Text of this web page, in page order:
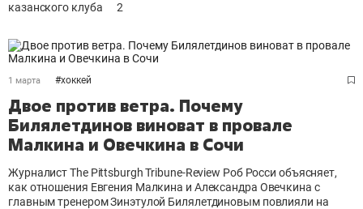
казанского клуба
2
1 марта #хоккей
Двое против ветра. Почему
Билялетдинов виноват в провале
Малкина и Овечкина в Сочи
Журналист The Pittsburgh Tribune-Review Роб Росси объясняет,
как отношения Евгения Малкина и Александра Овечкина с
главным тренером Зинэтулой Билялетдиновым повлияли на